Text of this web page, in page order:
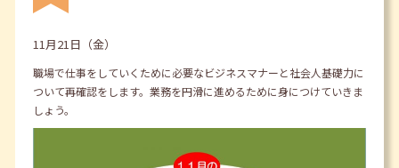
11月21日（金）
職場で仕事をしていくために必要なビジネスマナーと社会人基礎力に
ついて再確認をします。業務を円滑に進めるために身につけていきま
しょう。